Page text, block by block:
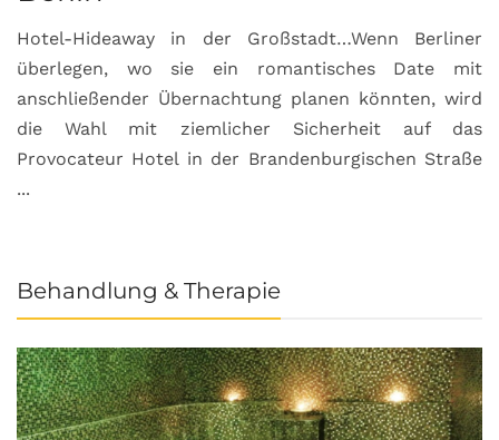
Hotel-Hideaway in der Großstadt…Wenn Berliner
überlegen, wo sie ein romantisches Date mit
anschließender Übernachtung planen könnten, wird
die Wahl mit ziemlicher Sicherheit auf das
Provocateur Hotel in der Brandenburgischen Straße
...
Behandlung & Therapie